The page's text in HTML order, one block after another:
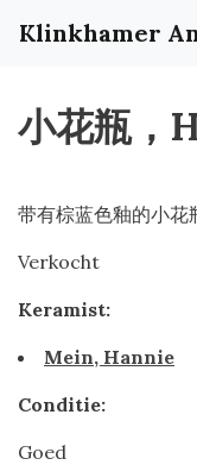
Klinkhamer
小花瓶，
带有棕蓝色釉的小花
Verkocht
Keramist:
Mein, Hannie
Conditie:
Goed